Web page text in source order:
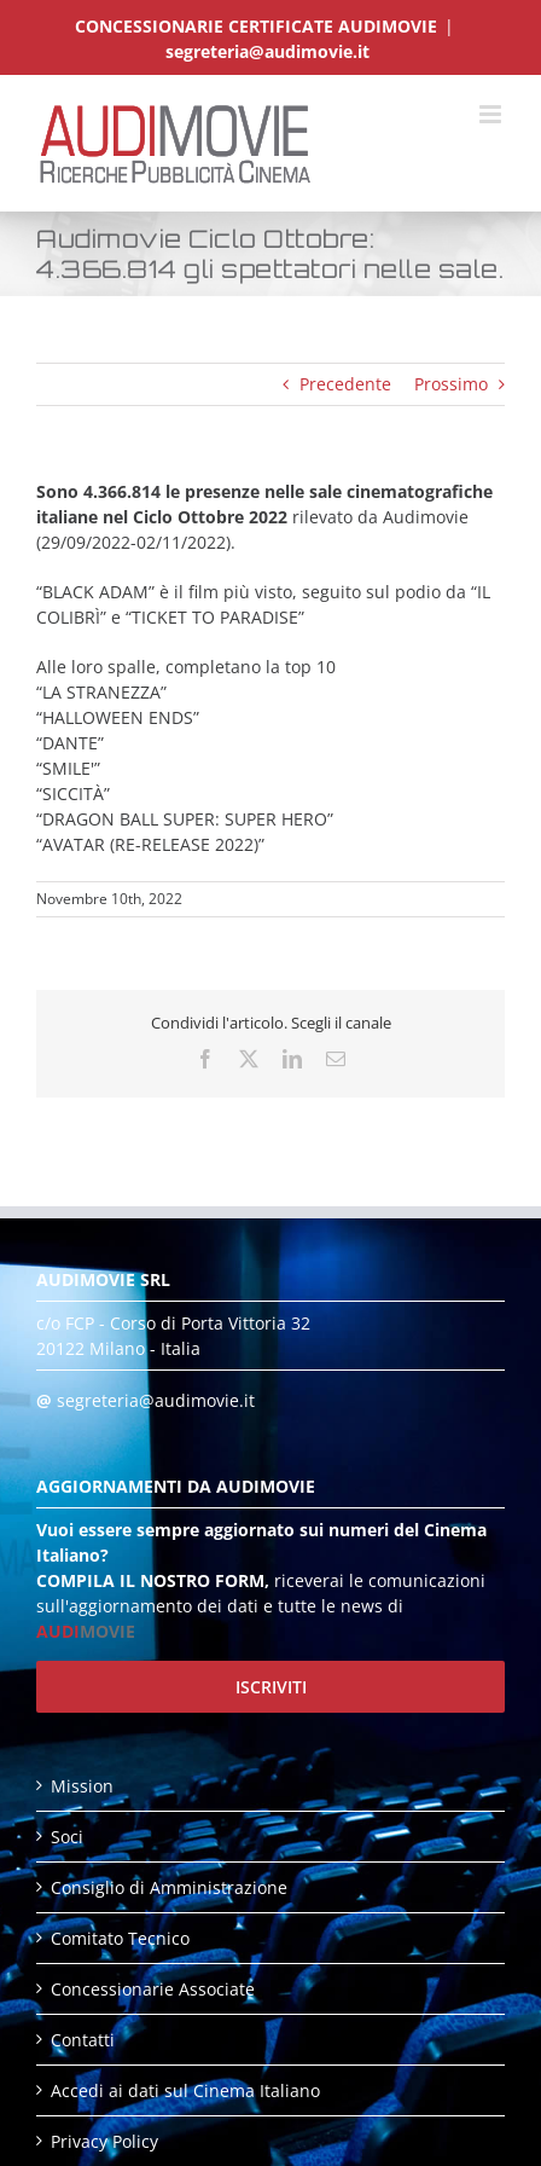
CONCESSIONARIE CERTIFICATE AUDIMOVIE |
segreteria@audimovie.it
Audimovie Ciclo Ottobre:
4.366.814 gli spettatori nelle sale.
Precedente Prossimo
Sono 4.366.814 le presenze nelle sale cinematografiche
italiane nel Ciclo Ottobre 2022 rilevato da Audimovie
(29/09/2022-02/11/2022).
“BLACK ADAM” è il film più visto, seguito sul podio da “IL
COLIBRÌ” e “TICKET TO PARADISE”
Alle loro spalle, completano la top 10
“LA STRANEZZA”
“HALLOWEEN ENDS”
“DANTE”
“SMILE'”
“SICCITÀ”
“DRAGON BALL SUPER: SUPER HERO”
“AVATAR (RE-RELEASE 2022)”
Novembre 10th, 2022
Condividi l'articolo. Scegli il canale
Facebook LinkedInEmail
AUDIMOVIE SRL
c/o FCP - Corso di Porta Vittoria 32
20122 Milano - Italia
@ segreteria@audimovie.it
AGGIORNAMENTI DA AUDIMOVIE
Vuoi essere sempre aggiornato sui numeri del Cinema
Italiano?
COMPILA IL NOSTRO FORM, riceverai le comunicazioni
sull'aggiornamento dei dati e tutte le news di
AUDIMOVIE
ISCRIVITI
Mission
Soci
Consiglio di Amministrazione
Comitato Tecnico
Concessionarie Associate
Contatti
Accedi ai dati sul Cinema Italiano
Privacy Policy